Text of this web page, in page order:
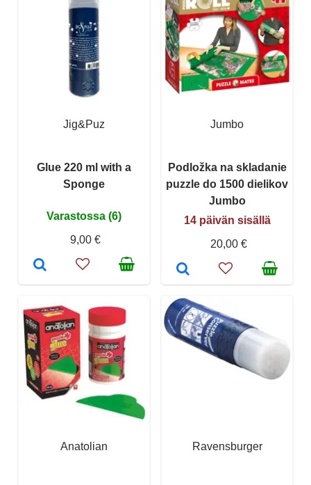
Jig&Puz
Glue 220 ml with a
Sponge
Varastossa (6)
9,00 €
Jumbo
Podložka na skladanie
puzzle do 1500 dielikov
Jumbo
14 päivän sisällä
20,00 €
Anatolian Ravensburger